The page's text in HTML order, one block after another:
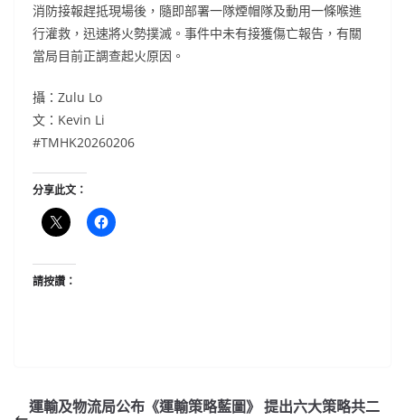
消防接報趕抵現場後，隨即部署一隊煙帽隊及動用一條喉進
行灌救，迅速將火勢撲滅。事件中未有接獲傷亡報告，有關
當局目前正調查起火原因。
攝：Zulu Lo
文：Kevin Li
#TMHK20260206
分享此文：
請按讚：
運輸及物流局公布《運輸策略藍圖》 提出六大策略共二